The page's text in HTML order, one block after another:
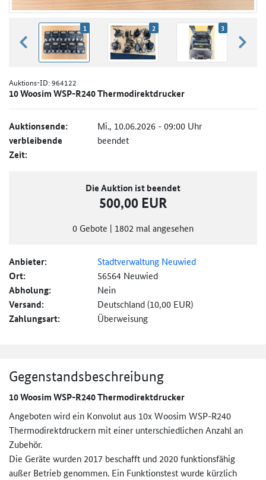
zurück blättern
1 2 3
Auktions-ID:964122
10 Woosim WSP-R240 Thermodirektdrucker
Auktionsende: Mi., 10.06.2026 - 09:00 Uhr
verbleibende
Zeit:
beendet
Die Auktion ist beendet
500,00 EUR
0 Gebote | 1802 mal angesehen
Anbieter: Stadtverwaltung Neuwied
Ort: 56564 Neuwied
Abholung: Nein
Versand: Deutschland (10,00 EUR)
Zahlungsart: Überweisung
Gegenstandsbeschreibung
10 Woosim WSP-R240 Thermodirektdrucker
Angeboten wird ein Konvolut aus 10x Woosim WSP-R240
Thermodirektdruckern mit einer unterschiedlichen Anzahl an
Zubehör.
Die Geräte wurden 2017 beschafft und 2020 funktionsfähig
außer Betrieb genommen. Ein Funktionstest wurde kürzlich